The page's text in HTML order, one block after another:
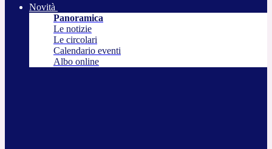
Novità
Panoramica
Le notizie
Le circolari
Calendario eventi
Albo online